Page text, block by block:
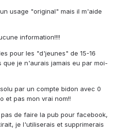
usage "original" mais il m'aide
information!!!!
pour les "d'jeunes" de 15-16
je n'aurais jamais eu par moi-
par un compte bidon avec 0
et pas mon vrai nom!!
de faire la pub pour facebook,
je l'utiliserais et supprimerais